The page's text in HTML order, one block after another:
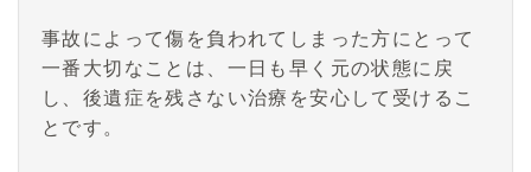
事故によって傷を負われてしまった方にとって
一番大切なことは、一日も早く元の状態に戻
し、後遺症を残さない治療を安心して受けるこ
とです。